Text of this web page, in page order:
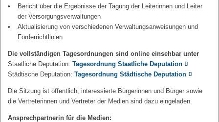
Bericht über die Ergebnisse der Tagung der Leiterinnen und Leiter
der Versorgungsverwaltungen
Aktualisierung von verschiedenen Verwaltungsanweisungen und
Förderrichtlinien
Die vollständigen Tagesordnungen sind online einsehbar unter
Staatliche Deputation: Tagesordnung Staatliche Deputation
Städtische Deputation: Tagesordnung Städtische Deputation
Die Sitzung ist öffentlich, interessierte Bürgerinnen und Bürger sowie
die Vertreterinnen und Vertreter der Medien sind dazu eingeladen.
Ansprechpartnerin für die Medien: